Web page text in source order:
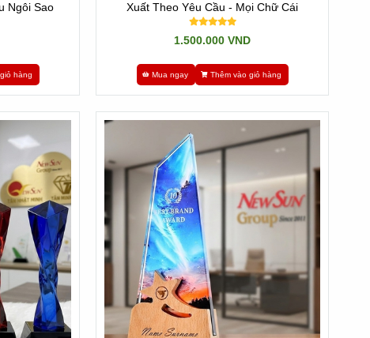
Ngôi Sao
hàng
Xuất Theo Yêu Cầu - Mọi Chữ Cái
1.500.000 VND
Mua ngay Thêm vào giỏ hàng